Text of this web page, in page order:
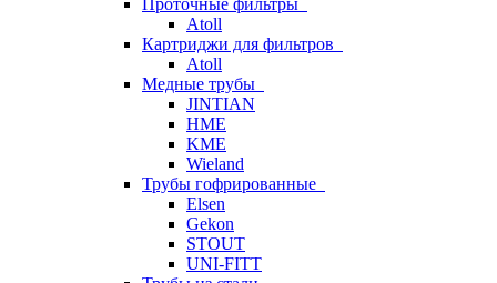
Проточные фильтры
Atoll
Картриджи для фильтров
Atoll
Медные трубы
JINTIAN
HME
KME
Wieland
Трубы гофрированные
Elsen
Gekon
STOUT
UNI-FITT